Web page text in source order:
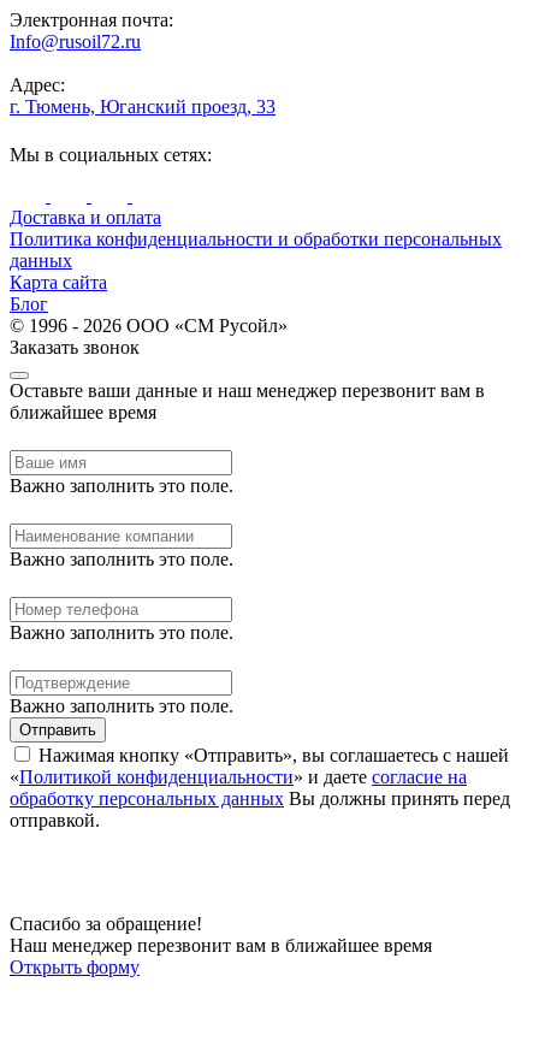
Электронная почта:
Info@rusoil72.ru
Адрес:
г. Тюмень, Юганский проезд, 33
Мы в социальных сетях:
Доставка и оплата
Политика конфиденциальности и обработки персональных
данных
Карта сайта
Блог
© 1996 - 2026 ООО «СМ Русойл»
Заказать звонок
Оставьте ваши данные и наш менеджер перезвонит вам в
ближайшее время
Важно заполнить это поле.
Важно заполнить это поле.
Важно заполнить это поле.
Важно заполнить это поле.
Отправить
Нажимая кнопку «Отправить», вы соглашаетесь с нашей
«Политикой конфиденциальности» и даете согласие на
обработку персональных данных Вы должны принять перед
отправкой.
Спасибо за обращение!
Наш менеджер перезвонит вам в ближайшее время
Открыть форму